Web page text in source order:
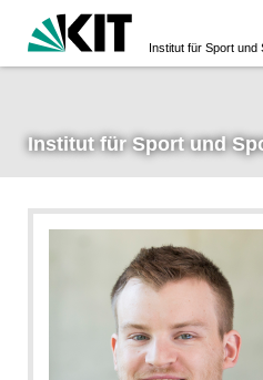
Institut für Sport und